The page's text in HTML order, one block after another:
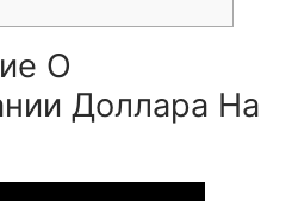
О
Доллара На